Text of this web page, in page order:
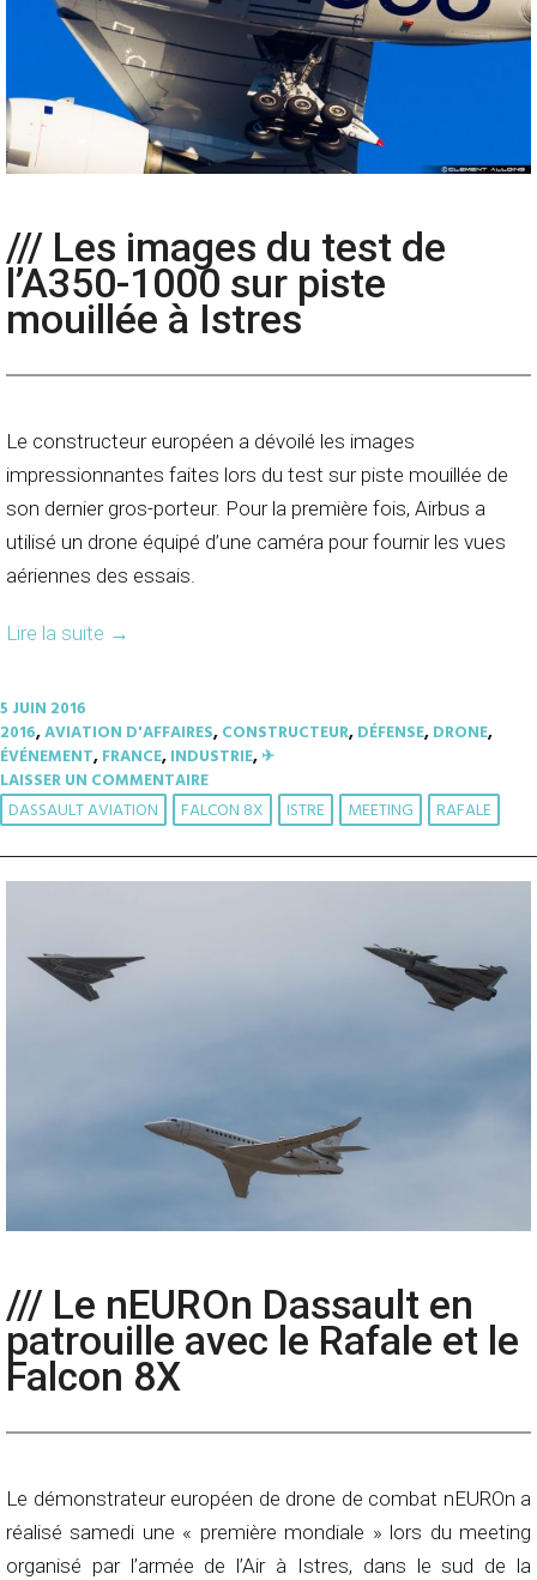
/// Les images du test de
l’A350-1000 sur piste
mouillée à Istres
Le constructeur européen a dévoilé les images
impressionnantes faites lors du test sur piste mouillée de
son dernier gros-porteur. Pour la première fois, Airbus a
utilisé un drone équipé d’une caméra pour fournir les vues
aériennes des essais.
Lire la suite →
5 JUIN 2016
2016,AVIATION D'AFFAIRES,CONSTRUCTEUR,DÉFENSE,DRONE,
ÉVÉNEMENT,FRANCE,INDUSTRIE,✈︎
LAISSER UN COMMENTAIRE
DASSAULT AVIATION FALCON 8X ISTRE MEETING RAFALE
/// Le nEUROn Dassault en
patrouille avec le Rafale et le
Falcon 8X
Le démonstrateur européen de drone de combat nEUROn a
réalisé samedi une « première mondiale » lors du meeting
organisé par l’armée de l’Air à Istres, dans le sud de la